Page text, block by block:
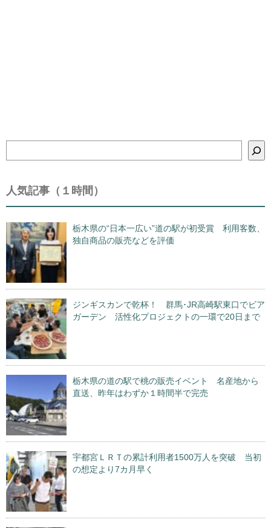
索
人気記事（１時間）
栃木県の“日本一広い”道の駅が初受賞 利用客数、
独自商品の販売などを評価
ジンギスカンで乾杯！ 群馬･JR高崎駅東口でビア
ガーデン 活性化プロジェクトの一環で20日まで
栃木県の道の駅で桃の販売イベント 名産地から
直送、昨年はわずか１時間半で完売
宇都宮ＬＲＴの累計利用者1500万人を突破 当初
の想定より7カ月早く